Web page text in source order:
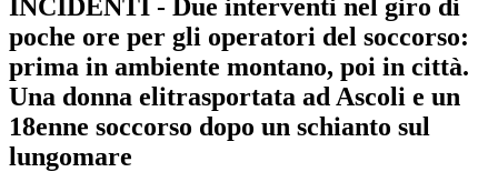
INCIDENTI - Due interventi nel giro di
poche ore per gli operatori del soccorso:
prima in ambiente montano, poi in città.
Una donna elitrasportata ad Ascoli e un
18enne soccorso dopo un schianto sul
lungomare